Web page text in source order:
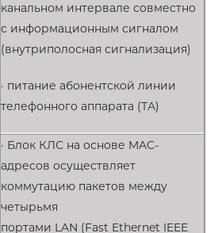
канальном интервале совместно
с информационным сигналом
(внутриполосная сигнализация)
· питание абонентской линии
телефонного аппарата (ТА)
· Блок КЛС на основе MAC-
адресов осуществляет
коммутацию пакетов между
четырьмя
портами LAN (Fast Ethernet IEEE